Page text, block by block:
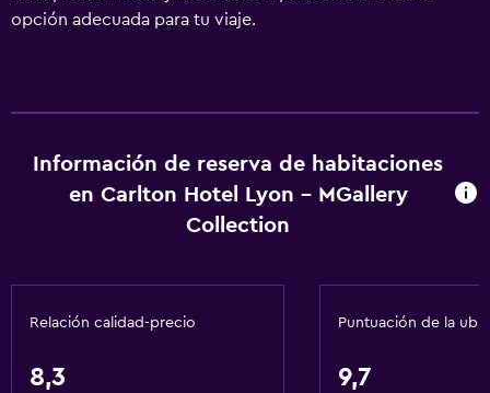
opción adecuada para tu viaje.
Información de reserva de habitaciones
en Carlton Hotel Lyon - MGallery
Collection
Relación calidad-precio
8,3
Puntuación de la
9,7